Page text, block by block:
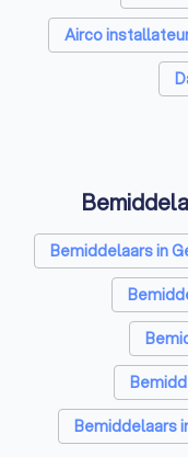
Airco
Webdesigners
Boekhouders in Mol
Bemiddelaars in
Bemiddelaars